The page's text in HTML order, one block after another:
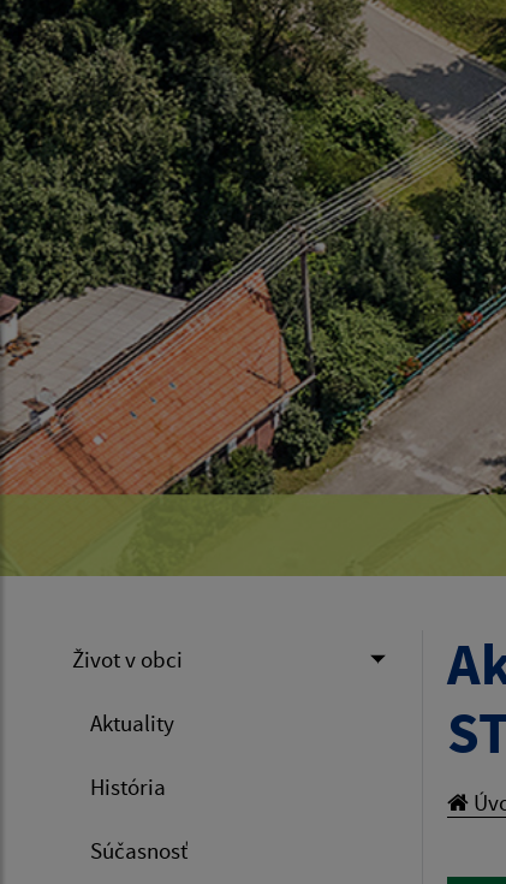
Život v obci
Aktuality
História
Súčasnosť